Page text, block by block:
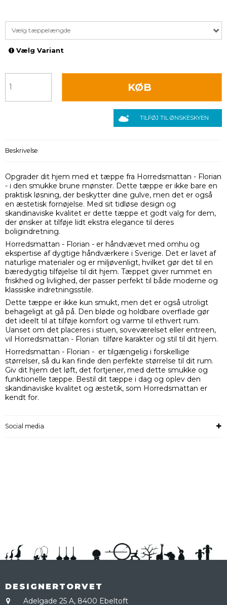
Vælg tæppelængde
Vælg Variant
KØB
TILFØJ TIL ØNSKESKYEN
Beskrivelse
Opgrader dit hjem med et tæppe fra Horredsmattan - Florian
- i den smukke brune mønster. Dette tæppe er ikke bare en
praktisk løsning, der beskytter dine gulve, men det er også
en æstetisk fornøjelse. Med sit tidløse design og
skandinaviske kvalitet er dette tæppe et godt valg for dem,
der ønsker at tilføje lidt ekstra elegance til deres
boligindretning.
Horredsmattan - Florian - er håndvævet med omhu og
ekspertise af dygtige håndværkere i Sverige. Det er lavet af
naturlige materialer og er miljøvenligt, hvilket gør det til en
bæredygtig tilføjelse til dit hjem. Tæppet giver rummet en
friskhed og livlighed, der passer perfekt til både moderne og
klassiske indretningsstile.
Dette tæppe er ikke kun smukt, men det er også utroligt
behageligt at gå på. Den bløde og holdbare overflade gør
det ideelt til at tilføje komfort og varme til ethvert rum.
Uanset om det placeres i stuen, soveværelset eller entreen,
vil Horredsmattan - Florian tilføre karakter og stil til dit hjem.
Horredsmattan - Florian - er tilgængelig i forskellige
størrelser, så du kan finde den perfekte størrelse til dit rum.
Giv dit hjem det løft, det fortjener, med dette smukke og
funktionelle tæppe. Bestil dit tæppe i dag og oplev den
skandinaviske kvalitet og æstetik, som Horredsmattan er
kendt for.
Social media
DESIGNERTORVET
Adelgade 25 A, 8400 Ebeltoft